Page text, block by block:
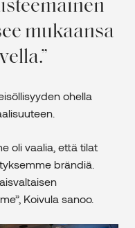
mukaansa
ohella
oli vaalia, että tilat
brändiä.
Koivula sanoo.